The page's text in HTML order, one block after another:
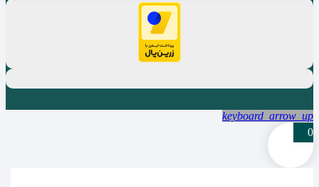
keyboard_arrow_up
0